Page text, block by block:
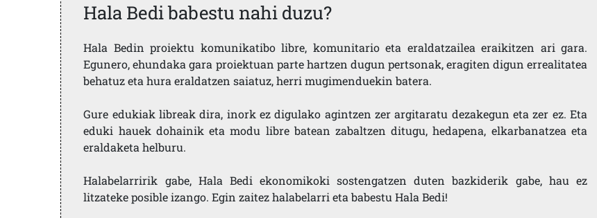
Hala Bedi babestu nahi duzu?
Hala Bedin proiektu komunikatibo libre, komunitario eta eraldatzailea eraikitzen ari gara.
Egunero, ehundaka gara proiektuan parte hartzen dugun pertsonak, eragiten digun errealitatea
behatuz eta hura eraldatzen saiatuz, herri mugimenduekin batera.
Gure edukiak libreak dira, inork ez digulako agintzen zer argitaratu dezakegun eta zer ez. Eta
eduki hauek dohainik eta modu libre batean zabaltzen ditugu, hedapena, elkarbanatzea eta
eraldaketa helburu.
Halabelarririk gabe, Hala Bedi ekonomikoki sostengatzen duten bazkiderik gabe, hau ez
litzateke posible izango. Egin zaitez halabelarri eta babestu Hala Bedi!